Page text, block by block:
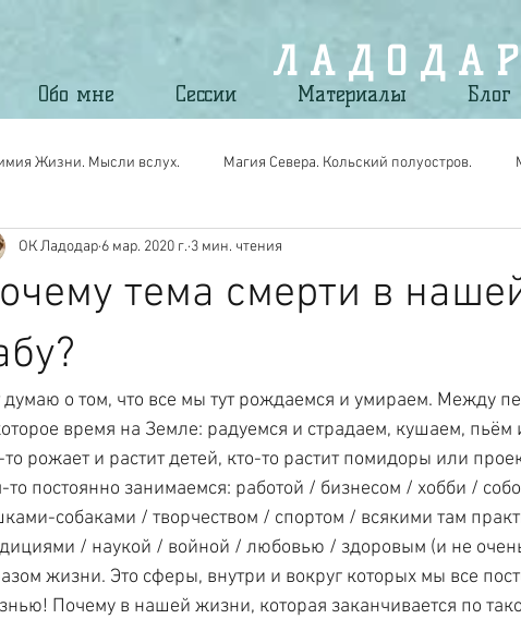
Обо мне Сессии Материалы Блог
Л А Д О Д А Р
Жизни. Мысли вслух. Магия Севера. Кольский полуостров.
North Magic. Вещи Силы для своих.
тема смерти в
ОК Ладодар 6 мар. 2020 г. 3 мин. чтения
думаю о том, что все мы тут рождаемся и умираем. Между
время на Земле: радуемся и страдаем, кушаем, пьём
то рожает и растит детей, кто-то растит помидоры или
то постоянно занимаемся: работой / бизнесом / хобби /
собаками / творчеством / спортом / всякими там
/ наукой / войной / любовью / здоровым (и не
жизни. Это сферы, внутри и вокруг которых мы все
Почему в нашей жизни, которая заканчивается по